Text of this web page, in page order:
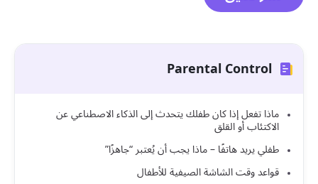
Parental Control
ماذا تفعل إذا كان طفلك يتحدث إلى الذكاء الاصطناعي عن
الاكتئاب أو القلق
طفلي يريد هاتفًا – ماذا يجب أن يُعتبر “جاهزًا”
قواعد وقت الشاشة الصيفية للأطفال